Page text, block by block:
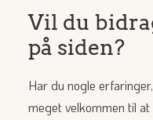
Vil du
på siden?
Har du nogle
meget velkommen til